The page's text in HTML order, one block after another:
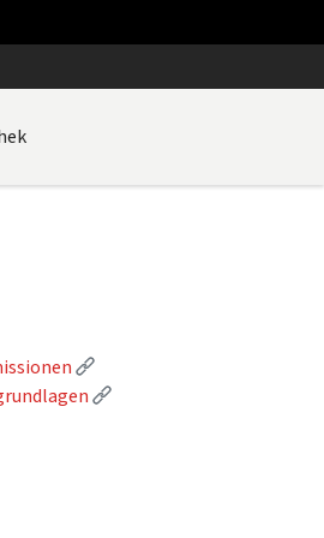
Link)
(Externer Link)
(Externer Link)